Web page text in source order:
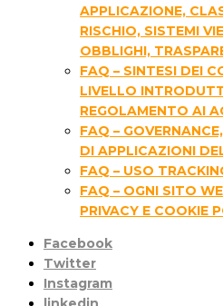
APPLICAZIONE,
RISCHIO, SISTEMI
OBBLIGHI,
FAQ – SINTESI DEI
LIVELLO
REGOLAMENTO AI
FAQ –
DI APPLICAZIONI
FAQ – USO
FAQ – OGNI SITO
PRIVACY E COOKIE
Facebook
Twitter
Instagram